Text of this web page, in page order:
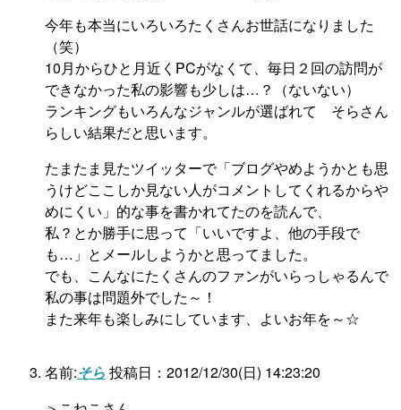
今年も本当にいろいろたくさんお世話になりました
（笑）
10月からひと月近くPCがなくて、毎日２回の訪問が
できなかった私の影響も少しは…？（ないない）
ランキングもいろんなジャンルが選ばれて そらさん
らしい結果だと思います。
たまたま見たツイッターで「ブログやめようかとも思
うけどここしか見ない人がコメントしてくれるからや
めにくい」的な事を書かれてたのを読んで、
私？とか勝手に思って「いいですよ、他の手段で
も…」とメールしようかと思ってました。
でも、こんなにたくさんのファンがいらっしゃるんで
私の事は問題外でした～！
また来年も楽しみにしています、よいお年を～☆
名前:そら 投稿日：2012/12/30(日) 14:23:20